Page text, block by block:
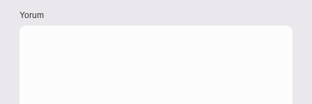
Yorum